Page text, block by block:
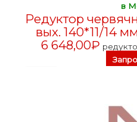
в
Редуктор
вых. 140*11/14
6 648,00₽